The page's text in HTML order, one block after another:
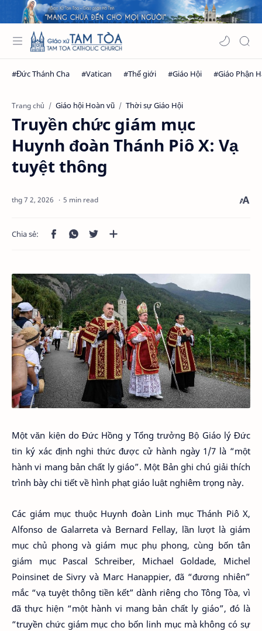
Trang chủ Giáo hội Hoàn vũ Thời sự Giáo Hội
Truyền chức giám mục
Huynh đoàn Thánh Piô X: Vạ
tuyệt thông
5 min read
Một văn kiện do Đức Hồng y Tổng trưởng Bộ Giáo lý Đức
tin ký xác định nghi thức được cử hành ngày 1/7 là “một
hành vi mang bản chất ly giáo”. Một Bản ghi chú giải thích
trình bày chi tiết về hình phạt giáo luật nghiêm trọng này.
Các giám mục thuộc Huynh đoàn Linh mục Thánh Piô X,
Alfonso de Galarreta và Bernard Fellay, lần lượt là giám
mục chủ phong và giám mục phụ phong, cùng bốn tân
giám mục Pascal Schreiber, Michael Goldade, Michel
Poinsinet de Sivry và Marc Hanappier, đã “đương nhiên”
mắc “vạ tuyệt thông tiền kết” dành riêng cho Tông Tòa, vì
đã thực hiện “một hành vi mang bản chất ly giáo”, đó là
“truyền chức giám mục cho bốn linh mục mà không có sự